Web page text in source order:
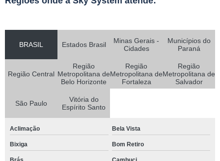
BRASIL Estados Brasil
Minas Gerais -
Cidades
Municípios do
Paraná
Região Central
Região
Metropolitana de
Belo Horizonte
Região
Metropolitana de
Fortaleza
Região
Metropolitana de
Salvador
São Paulo
Vitória do
Espírito Santo
Aclimação Bela Vista
Bixiga Bom Retiro